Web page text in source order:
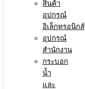
สินค้า
อุปกรณ์
อิเล็กทรอนิกส์
อุปกรณ์
สำนักงาน
กระบอก
น้ำ
และ